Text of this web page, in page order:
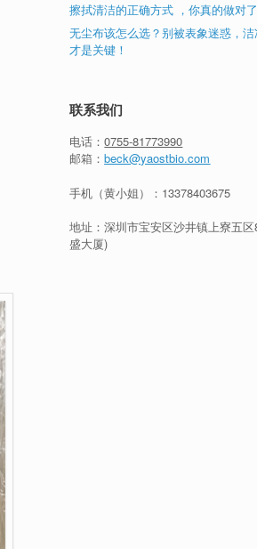
擦拭清洁的正确方式 ，你真的做对
无尘布该怎么选？别被表象迷惑，洁
才是关键！
联系我们
电话：0755-81773990
邮箱：beck@yaostbio.com
手机（黄小姐）： 13378403675
地址：深圳市宝安区沙井镇上寮五
盛大厦)